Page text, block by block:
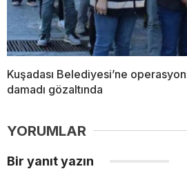
Kuşadası Belediyesi’ne operasyon:
damadı gözaltında
YORUMLAR
Bir yanıt yazın